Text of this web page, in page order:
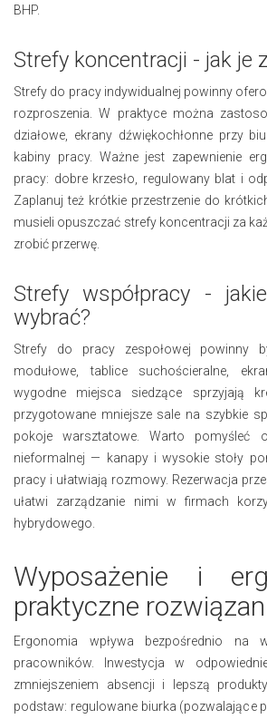
BHP.
Strefy koncentracji - jak je
Strefy do pracy indywidualnej powinny
rozproszenia. W praktyce można
działowe, ekrany dźwiękochłonne przy
kabiny pracy. Ważne jest zapewnienie
pracy: dobre krzesło, regulowany blat i
Zaplanuj też krótkie przestrzenie do
musieli opuszczać strefy koncentracji za
zrobić przerwę.
Strefy współpracy -
wybrać?
Strefy do pracy zespołowej powinny
modułowe, tablice suchościeralne,
wygodne miejsca siedzące sprzyjają
przygotowane mniejsze sale na szybkie
pokoje warsztatowe. Warto
nieformalnej — kanapy i wysokie stoły
pracy i ułatwiają rozmowy. Rezerwacja
ułatwi zarządzanie nimi w firmach
hybrydowego.
Wyposażenie i
praktyczne
Ergonomia wpływa bezpośrednio na
pracowników. Inwestycja w
zmniejszeniem absencji i lepszą
podstaw: regulowane biurka (pozwalające